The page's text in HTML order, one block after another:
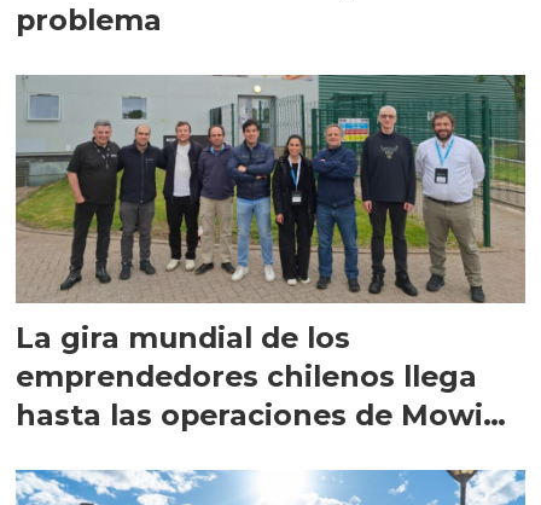
problema
La gira mundial de los
emprendedores chilenos llega
hasta las operaciones de Mowi